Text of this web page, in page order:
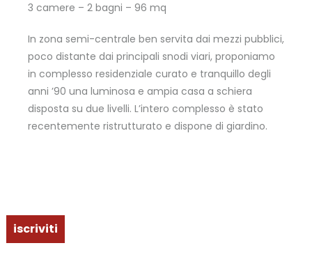
3 camere – 2 bagni – 96 mq
In zona semi-centrale ben servita dai mezzi pubblici,
poco distante dai principali snodi viari, proponiamo
in complesso residenziale curato e tranquillo degli
anni ’90 una luminosa e ampia casa a schiera
disposta su due livelli. L’intero complesso è stato
recentemente ristrutturato e dispone di giardino.
iscriviti